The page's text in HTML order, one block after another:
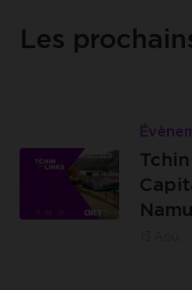
Les
Les
de
for